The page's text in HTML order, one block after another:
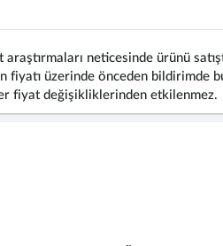
neticesinde ürünü
üzerinde önceden bildirimde
fiyat değişikliklerinden etkilenmez.